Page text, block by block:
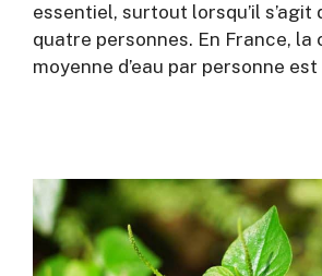
essentiel, surtout lorsqu’il s’agit
quatre personnes. En France, la
moyenne d’eau par personne est